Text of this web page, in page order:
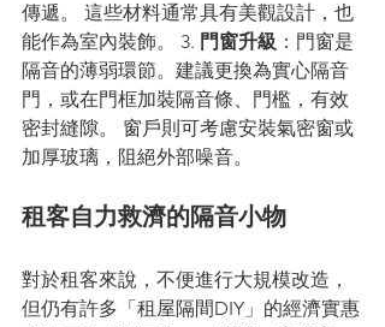
傳遞。 這些材料通常具有美觀設計，也
能作為室內裝飾。 3. 門窗升級 ：門窗是
隔音的薄弱環節。建議更換為實心隔音
門，或在門框加裝隔音條、門檻，有效
密封縫隙。 窗戶則可考慮安裝氣密窗或
加厚玻璃，阻絕外部噪音。
租客自力救濟的隔音小物
對於租客來說，不便進行大規模改造，
但仍有許多「租屋隔間DIY」的經濟實惠